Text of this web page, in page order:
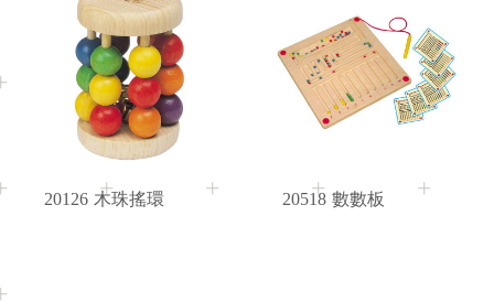
Age
3M+
20126 木珠搖環
Age
3+
20518 數數板